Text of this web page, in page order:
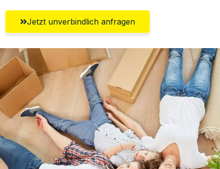
Jetzt unverbindlich anfragen